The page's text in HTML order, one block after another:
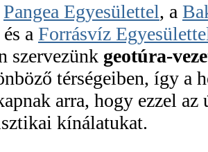
Pangea Egyesülettel, a
és a Forrásvíz
szervezünk geotúra-
térségeiben, így a
arra, hogy ezzel
kínálatukat.